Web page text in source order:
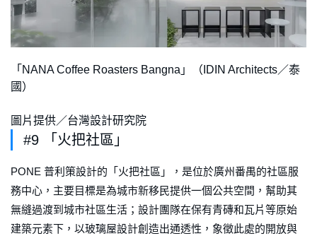
「NANA Coffee Roasters Bangna」（IDIN Architects／泰
國）
圖片提供／台灣設計研究院
#9 「火把社區」
PONE 普利策設計的「火把社區」，是位於廣州番禺的社區服
務中心，主要目標是為城市新移民提供一個公共空間，幫助其
無縫過渡到城市社區生活；設計團隊在保有青磚和瓦片等原始
建築元素下，以玻璃屋設計創造出通透性，象徵此處的開放與